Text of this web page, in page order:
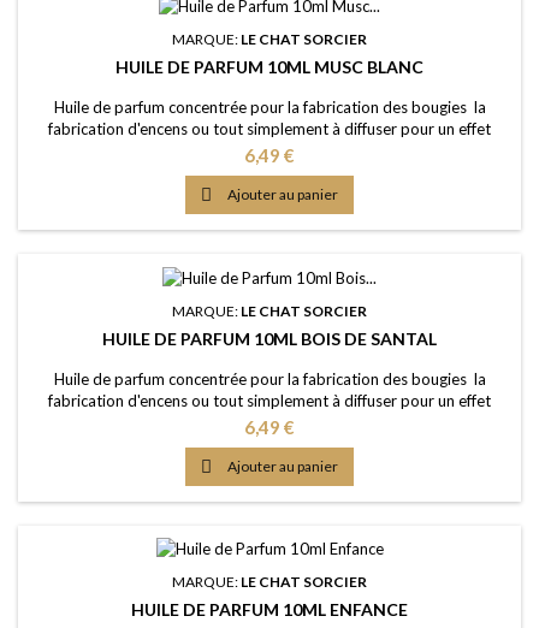
MARQUE: LE CHAT SORCIER
HUILE DE PARFUM 10ML MUSC BLANC
Huile de parfum concentrée pour la fabrication des bougies la
fabrication d'encens ou tout simplement à diffuser pour un effet
intense Caractère: arôme frais, propre, savonneux, le luxe véritable
Point d'Eclair: &gt;61°C Couleur: Incolorée Dosage conseillé: entre
2% et 5% Documentation: Fiche de données de sécurité
téléchargeable (lien dessous)
Prix
6,49 €
 Ajouter au panier
MARQUE: LE CHAT SORCIER
HUILE DE PARFUM 10ML BOIS DE SANTAL
Huile de parfum concentrée pour la fabrication des bougies la
fabrication d'encens ou tout simplement à diffuser pour un effet
intense Caractère: sensuel, envoûtant, un parfum boisé et chaleureux
Point d'Eclair: &gt;61°C Couleur: Légèrement dorée Dosage
conseillé: entre 2% et 5% Documentation: Fiche de données de
sécurité téléchargeable (lien...
Prix
6,49 €
 Ajouter au panier
MARQUE: LE CHAT SORCIER
HUILE DE PARFUM 10ML ENFANCE